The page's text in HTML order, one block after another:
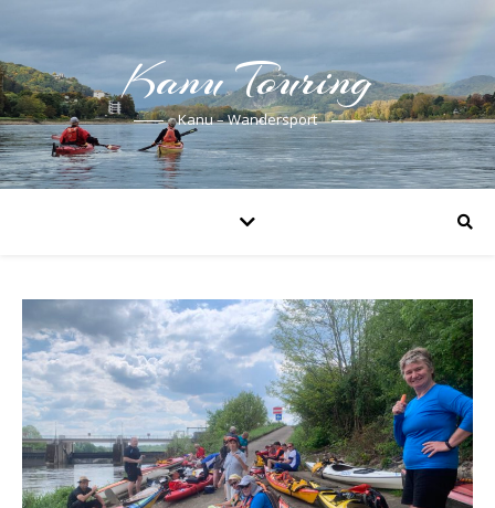
Kanu Touring
Kanu – Wandersport